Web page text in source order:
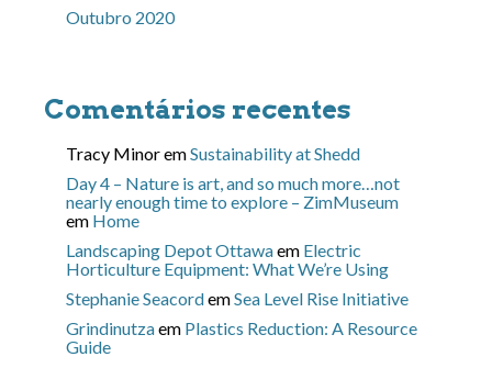
Outubro 2020
Comentários recentes
Tracy MinoremSustainability at Shedd
Day 4 – Nature is art, and so much more…not
nearly enough time to explore – ZimMuseum
em Home
Landscaping Depot Ottawaem Electric
Horticulture Equipment: What We’re Using
Stephanie SeacordemSea Level Rise Initiative
Grindinutzaem Plastics Reduction: A Resource
Guide